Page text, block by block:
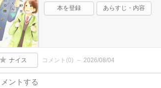
本を登録 あらすじ・内容
ナイス コメント(0) 2026/08/04